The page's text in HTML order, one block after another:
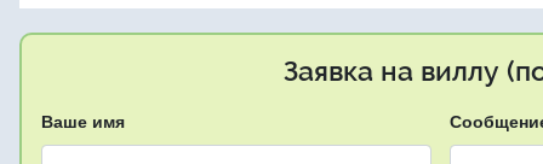
Заявка на виллу
Ваше имя